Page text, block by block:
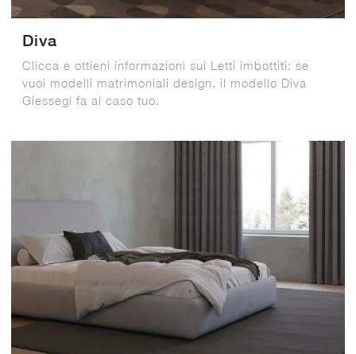
Diva
Clicca e ottieni informazioni sui Letti imbottiti: se
vuoi modelli matrimoniali design, il modello Diva
Giessegi fa al caso tuo.